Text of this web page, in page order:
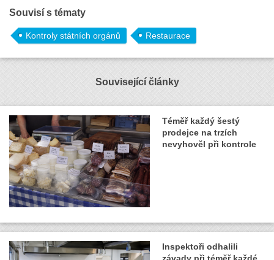
Souvisí s tématy
Kontroly státních orgánů Restaurace
Související články
Téměř každý šestý
prodejce na trzích
nevyhověl při kontrole
Inspektoři odhalili
závady při téměř každé